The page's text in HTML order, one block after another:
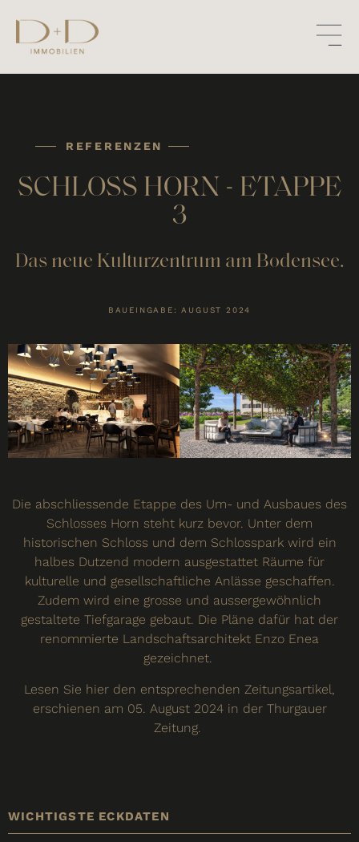
REFERENZEN
SCHLOSS HORN - ETAPPE
3
Das neue Kulturzentrum am Bodensee.
BAUEINGABE: AUGUST 2024
Die abschliessende Etappe des Um- und Ausbaues des
Schlosses Horn steht kurz bevor. Unter dem
historischen Schloss und dem Schlosspark wird ein
halbes Dutzend modern ausgestattet Räume für
kulturelle und gesellschaftliche Anlässe geschaffen.
Zudem wird eine grosse und aussergewöhnlich
gestaltete Tiefgarage gebaut. Die Pläne dafür hat der
renommierte Landschaftsarchitekt Enzo Enea
gezeichnet.
Lesen Sie hier den entsprechenden Zeitungsartikel,
erschienen am 05. August 2024 in der Thurgauer
Zeitung.
WICHTIGSTE ECKDATEN